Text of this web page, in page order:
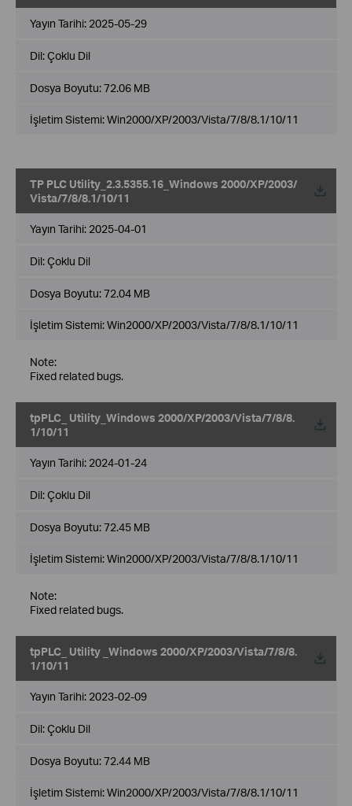
Yayın Tarihi: 2025-05-29
Dil:Çoklu Dil
Dosya Boyutu:72.06 MB
İşletim Sistemi: Win2000/XP/2003/Vista/7/8/8.1/10/11
TP PLC Utility_2.3.5355.16_Windows 2000/XP/2003/
Vista/7/8/8.1/10/11
Yayın Tarihi: 2025-04-01
Dil:Çoklu Dil
Dosya Boyutu:72.04 MB
İşletim Sistemi: Win2000/XP/2003/Vista/7/8/8.1/10/11
Note:
Fixed related bugs.
tpPLC_ Utility_Windows 2000/XP/2003/Vista/7/8/8.
1/10/11
Yayın Tarihi: 2024-01-24
Dil:Çoklu Dil
Dosya Boyutu:72.45 MB
İşletim Sistemi: Win2000/XP/2003/Vista/7/8/8.1/10/11
Note:
Fixed related bugs.
tpPLC_ Utility _Windows 2000/XP/2003/Vista/7/8/8.
1/10/11
Yayın Tarihi: 2023-02-09
Dil:Çoklu Dil
Dosya Boyutu:72.44 MB
İşletim Sistemi: Win2000/XP/2003/Vista/7/8/8.1/10/11